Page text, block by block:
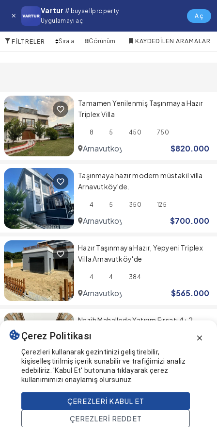
Vartur # buysellproperty
Uygulamayı aç
Aç
Arnavutkoy Satılık Emlak
FILTRELER Sırala Görünüm KAYDEDILEN ARAMALAR
Tamamen Yenilenmiş Taşınmaya Hazır
Triplex Villa
8 5 450 750
Arnavutkoy $820.000
Taşınmaya hazır modern müstakil villa
Arnavutköy'de.
4 5 350 125
Arnavutkoy $700.000
Hazır Taşınmaya Hazır, Yepyeni Triplex
Villa Arnavutköy'de
4 4 384
Arnavutkoy $565.000
Nezih Mahallede Yatırım Fırsatı 4+2
4 2 257
Arnavutkoy $258.000
Sonuna geldiniz! 🎉
Bu sayfa en son güncellendi
Ana Sayfa Ara Projeler Hesap
Çerez Politikası
Çerezleri kullanarak gezintinizi geliştirebilir,
kişiselleştirilmiş içerik sunabilir ve trafiğimizi analiz
edebiliriz. 'Kabul Et' butonuna tıklayarak çerez
kullanımımızı onaylamış olursunuz.
ÇEREZLERI KABUL ET
ÇEREZLERI REDDET